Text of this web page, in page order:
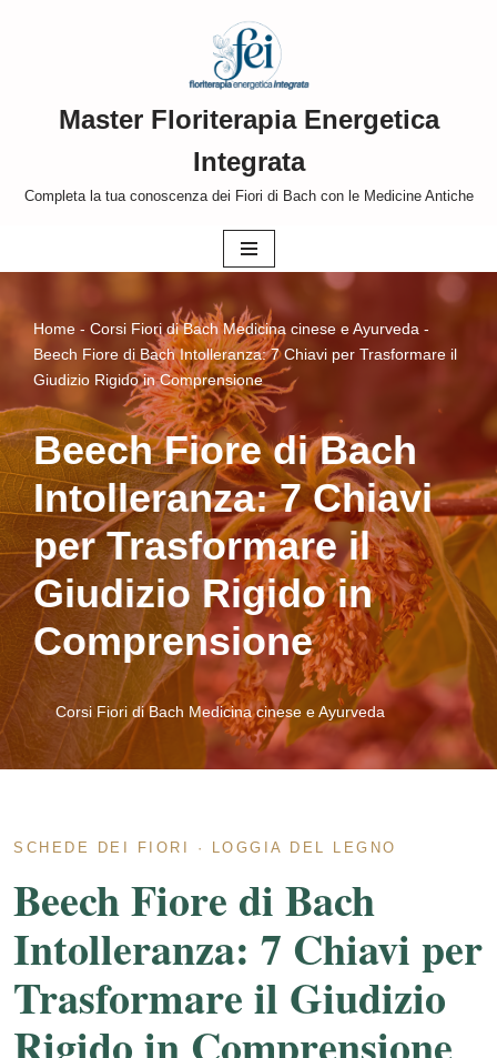
contenutoMaster Floriterapia Energetica
Integrata
Completa la tua conoscenza dei Fiori di Bach con le Medicine Antiche
Home - Corsi Fiori di Bach Medicina cinese e Ayurveda -
Beech Fiore di Bach Intolleranza: 7 Chiavi per Trasformare il
Giudizio Rigido in Comprensione
Beech Fiore di Bach
Intolleranza: 7 Chiavi
per Trasformare il
Giudizio Rigido in
Comprensione
Corsi Fiori di Bach Medicina cinese e Ayurveda
SCHEDE DEI FIORI · LOGGIA DEL LEGNO
Beech Fiore di Bach
Intolleranza: 7 Chiavi per
Trasformare il Giudizio